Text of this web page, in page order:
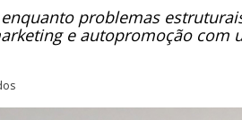
problemas
e autopromoção com